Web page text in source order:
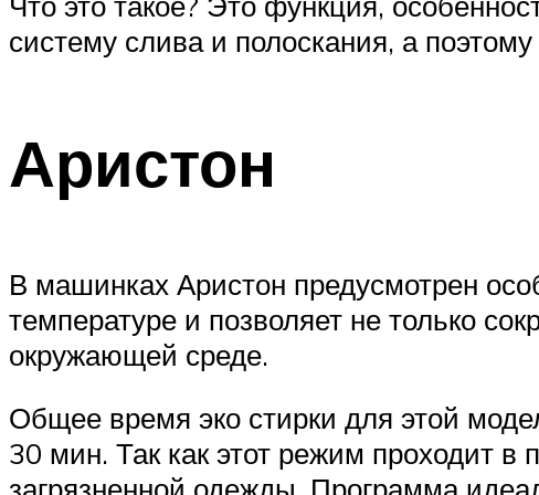
систему слива и полоскания, а
Аристон
В машинках Аристон предусмотрен
температуре и позволяет не только
окружающей среде.
Общее время эко стирки для этой
30 мин. Так как этот режим проходит в